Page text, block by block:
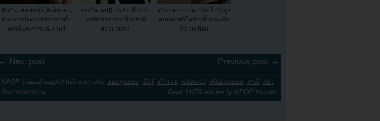
พัคฮันบยอลเซอร์ไพรส์ทุกคน
ด้วยการประกาศข่าวการตั้ง
ครรภ์และการแต่งงาน!!
ชเวจียอนปฏิเสธข่าวลือที่ว่า
เธอคือดาราสาวที่ถูกสามี
พยายามฆ่า
ตำรวจรายงานว่าพัคโบรัมถูก
พบหมดสติในห้องน้ำขณะดื่ม
ที่บ้านเพื่อน
← Next post Previous post →
KPOP Youzab tagged this post with: จองจุนยอง, ซึงรี, ตำรวจ, พร้อมกัน, พัคฮันบยอล, สามี, เข้า
รับการสอบสวน
Read 34479 articles by KPOP Youzab